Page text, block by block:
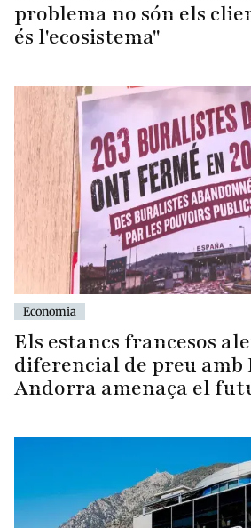
problema no són els
és l'ecosistema"
Economia
Els estancs francesos
diferencial de preu amb
Andorra amenaça el